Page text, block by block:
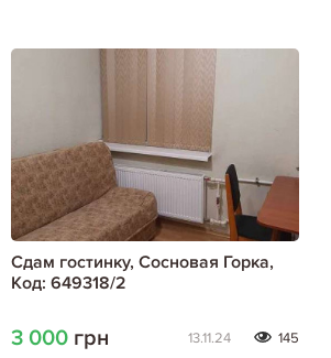
Сдам гостинку, Сосновая Горка,
Код: 649318/2
3 000 грн 13.11.24 145